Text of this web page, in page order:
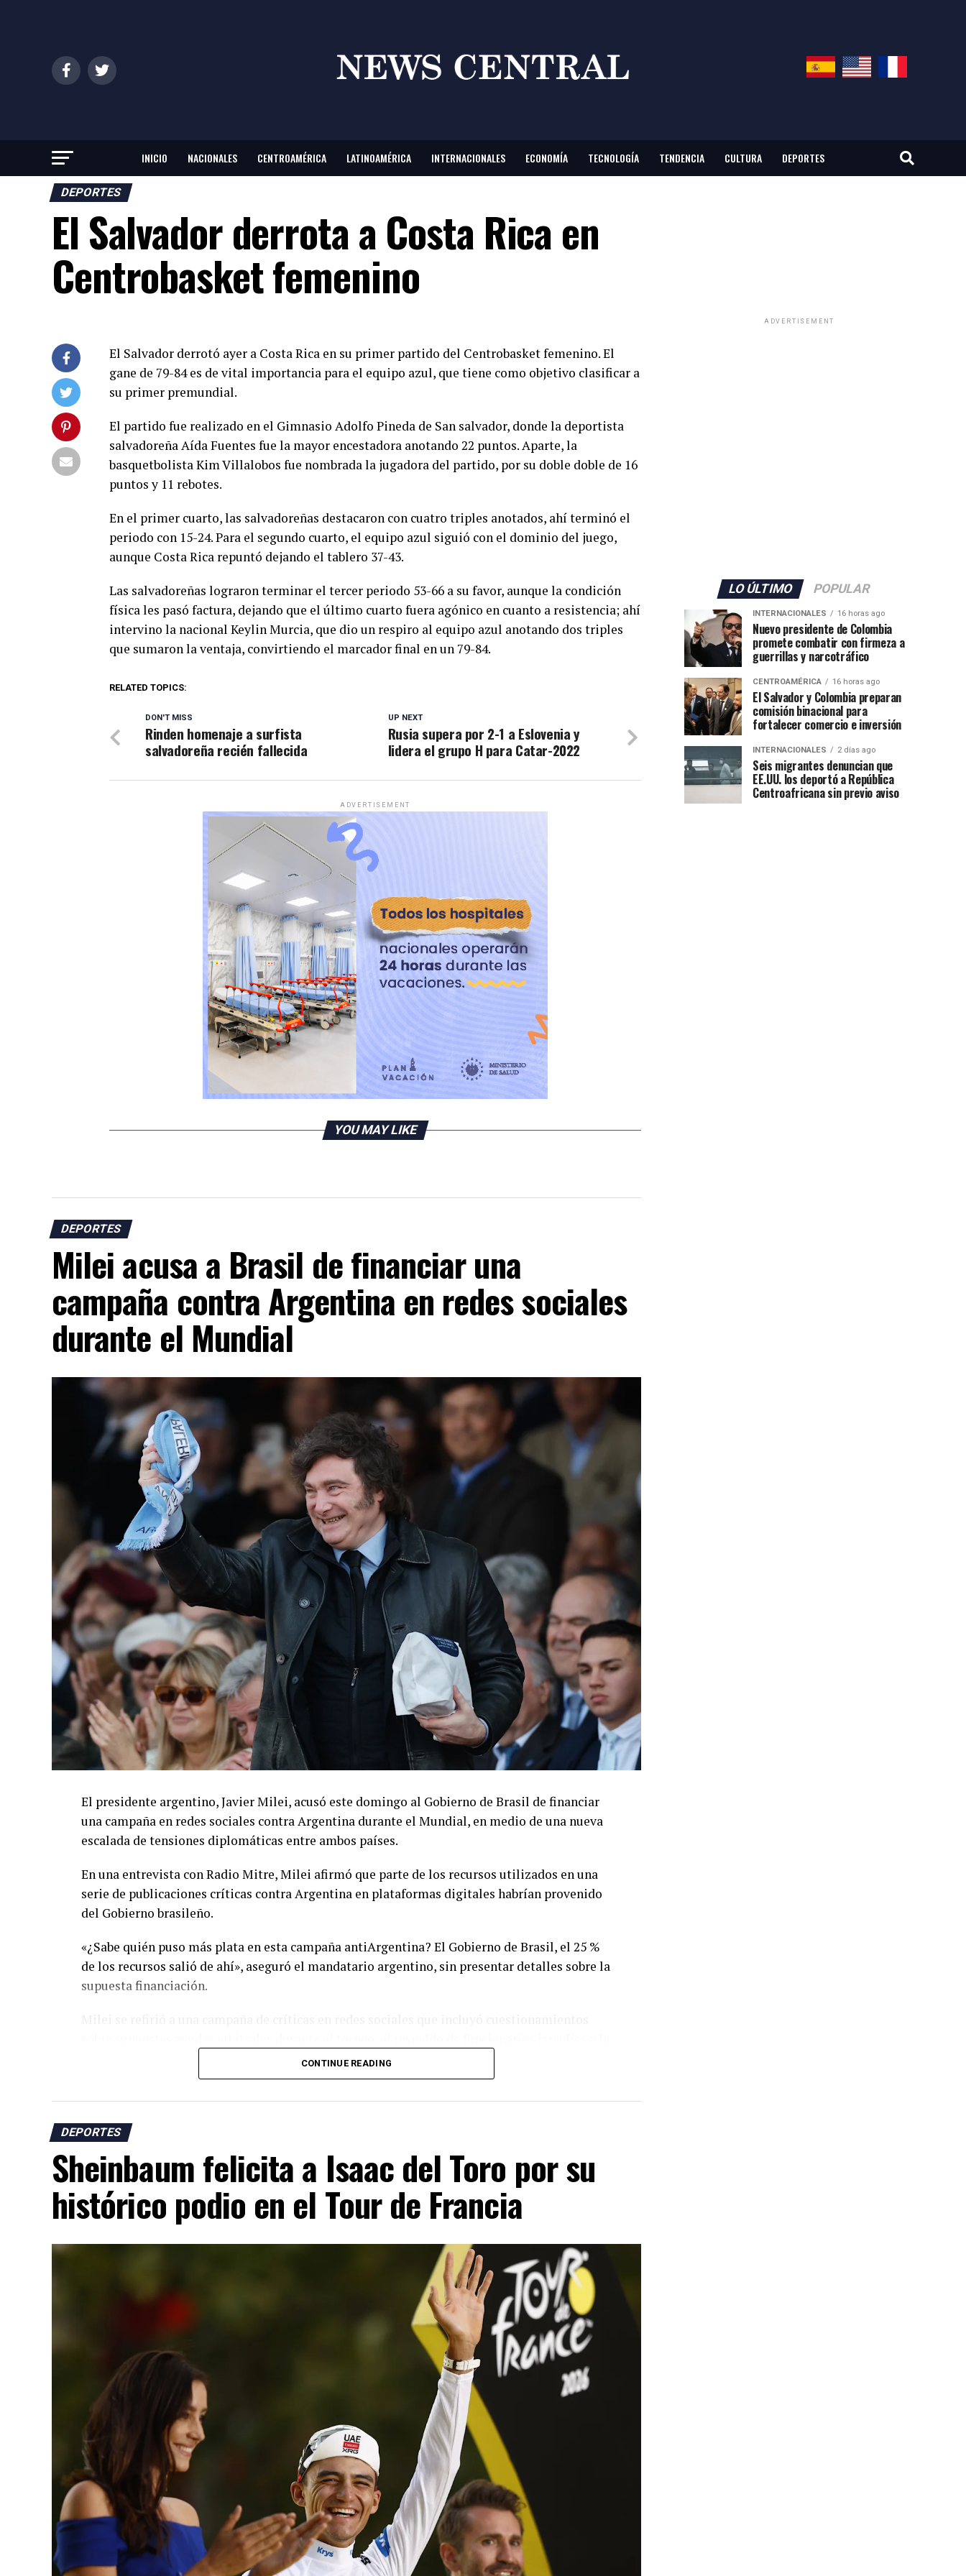
INICIO NACIONALES CENTROAMÉRICA LATINOAMÉRICA INTERNACIONALES ECONOMÍA TECNOLOGÍA TENDENCIA CULTURA DEPORTES
DEPORTES
El Salvador derrota a Costa Rica en
Centrobasket femenino
El Salvador derrotó ayer a Costa Rica en su primer partido del Centrobasket femenino. El
gane de 79-84 es de vital importancia para el equipo azul, que tiene como objetivo clasificar a
su primer premundial.
El partido fue realizado en el Gimnasio Adolfo Pineda de San salvador, donde la deportista
salvadoreña Aída Fuentes fue la mayor encestadora anotando 22 puntos. Aparte, la
basquetbolista Kim Villalobos fue nombrada la jugadora del partido, por su doble doble de 16
puntos y 11 rebotes.
En el primer cuarto, las salvadoreñas destacaron con cuatro triples anotados, ahí terminó el
periodo con 15-24. Para el segundo cuarto, el equipo azul siguió con el dominio del juego,
aunque Costa Rica repuntó dejando el tablero 37-43.
Las salvadoreñas lograron terminar el tercer periodo 53-66 a su favor, aunque la condición
física les pasó factura, dejando que el último cuarto fuera agónico en cuanto a resistencia; ahí
intervino la nacional Keylin Murcia, que dio un respiro al equipo azul anotando dos triples
que sumaron la ventaja, convirtiendo el marcador final en un 79-84.
RELATED TOPICS:
UP NEXT
Rusia supera por 2-1 a Eslovenia y
lidera el grupo H para Catar-2022
DON'T MISS
Rinden homenaje a surfista
salvadoreña recién fallecida
ADVERTISEMENT
YOU MAY LIKE
DEPORTES
Milei acusa a Brasil de financiar una
campaña contra Argentina en redes sociales
durante el Mundial
El presidente argentino, Javier Milei, acusó este domingo al Gobierno de Brasil de financiar
una campaña en redes sociales contra Argentina durante el Mundial, en medio de una nueva
escalada de tensiones diplomáticas entre ambos países.
En una entrevista con Radio Mitre, Milei afirmó que parte de los recursos utilizados en una
serie de publicaciones críticas contra Argentina en plataformas digitales habrían provenido
del Gobierno brasileño.
«¿Sabe quién puso más plata en esta campaña antiArgentina? El Gobierno de Brasil, el 25 %
de los recursos salió de ahí», aseguró el mandatario argentino, sin presentar detalles sobre la
supuesta financiación.
selección argentina y acusaciones sobre presuntas actitudes racistas en el país
Argentina en la defensa de nuevas políticas económicas y libertarias en la región.
ADVERTISEMENT
«Hoy Argentina es un emblema de la libertad, por eso todo el ataque mediático que hubo,
porque estamos siendo el faro de Occidente», afirmó.
Las declaraciones se produjeron horas después de que la Cancillería brasileña convocara a
consultas a su embajador en Argentina, Julio Bitelli, debido a los comentarios realizados por
Milei contra el presidente brasileño, Luiz Inácio Lula da Silva.
Durante un acto político del Partido Liberal (PL) en Brasil, donde participó para respaldar la
candidatura de Flávio Bolsonaro, Milei calificó a Lula de «ladrón» y lo acusó de promover el
socialismo en América Latina y de conducir a Brasil hacia una crisis fiscal.
La disputa ocurre en un contexto político marcado por las elecciones brasileñas de octubre,
en las que Flávio Bolsonaro busca fortalecer su candidatura frente a Lula, quien aspira a un
CONTINUE READING
DEPORTES
Sheinbaum felicita a Isaac del Toro por su
histórico podio en el Tour de Francia
ADVERTISEMENT
LO ÚLTIMO POPULAR
INTERNACIONALES 16 horas ago
Nuevo presidente de Colombia
promete combatir con firmeza a
guerrillas y narcotráfico
CENTROAMÉRICA 16 horas ago
El Salvador y Colombia preparan
comisión binacional para
fortalecer comercio e inversión
INTERNACIONALES 2 días ago
Seis migrantes denuncian que
EE.UU. los deportó a República
Centroafricana sin previo aviso